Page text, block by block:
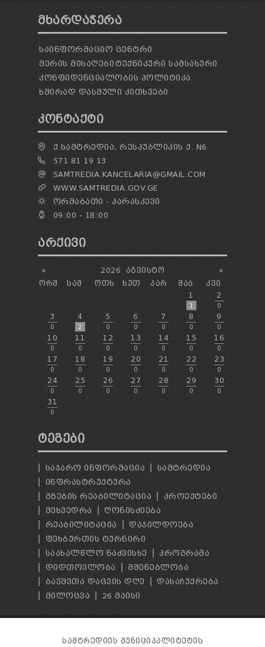
ᲛᲮᲐᲠᲓᲐᲭᲔᲠᲐ
ᲡᲐᲘᲜᲤᲝᲠᲛᲐᲪᲘᲝ ᲪᲔᲜᲢᲠᲘ
ᲛᲔᲠᲘᲡ ᲛᲘᲡᲐᲦᲔᲑᲘᲢᲔᲥᲜᲘᲙᲣᲠᲘ ᲡᲐᲛᲡᲐᲮᲣᲠᲘ
ᲙᲝᲜᲤᲘᲓᲔᲜᲪᲘᲐᲚᲝᲑᲘᲡ ᲞᲝᲚᲘᲢᲘᲙᲐ
ᲮᲨᲘᲠᲐᲓ ᲓᲐᲡᲛᲣᲚᲘ ᲙᲘᲗᲮᲕᲔᲑᲘ
ᲙᲝᲜᲢᲐᲥᲢᲘ
Ქ.ᲡᲐᲛᲢᲠᲔᲓᲘᲐ, ᲠᲔᲡᲞᲣᲑᲚᲘᲙᲘᲡ Ქ. N6
571 81 19 13
SAMTREDIA.KANCELARIA@GMAIL.COM
WWW.SAMTREDIA.GOV.GE
ᲝᲠᲨᲐᲑᲐᲗᲘ - ᲞᲐᲠᲐᲡᲙᲔᲕᲘ
09:00 - 18:00
ᲐᲠᲥᲘᲕᲘ
« »
2026
ᲐᲒᲕᲘᲡᲢᲝ
ᲝᲠᲨ
ᲡᲐᲛ ᲝᲗᲮ ᲮᲣᲗ ᲞᲐᲠ ᲨᲐᲑ
ᲙᲕᲘ
1
1
2
0
3
0
4
2
5
0
6
0
7
0
8
0
9
0
10
0
11
0
12
0
13
0
14
0
15
0
16
0
17
0
18
0
19
0
20
0
21
0
22
0
23
0
24
0
25
0
26
0
27
0
28
0
29
0
30
0
31
0
ᲢᲔᲒᲔᲑᲘ
ᲡᲐᲯᲐᲠᲝ ᲘᲜᲤᲝᲠᲛᲐᲪᲘᲐ
ᲡᲐᲛᲢᲠᲔᲓᲘᲐ
ᲘᲜᲤᲠᲐᲡᲢᲠᲣᲥᲢᲣᲠᲐ
ᲒᲖᲔᲑᲘᲡ ᲠᲔᲐᲑᲘᲚᲘᲢᲐᲪᲘᲐ
ᲞᲠᲝᲔᲥᲢᲔᲑᲘ
ᲨᲔᲮᲕᲔᲓᲠᲐ
ᲦᲝᲜᲘᲡᲫᲘᲔᲑᲐ
ᲠᲔᲐᲑᲘᲚᲘᲢᲐᲪᲘᲐ
ᲓᲐᲯᲘᲚᲓᲝᲔᲑᲐ
ᲤᲔᲮᲑᲣᲠᲗᲘᲡ ᲢᲣᲠᲜᲘᲠᲘ
ᲡᲐᲐᲮᲐᲚᲬᲚᲝ ᲜᲐᲫᲕᲘᲡᲮᲔ
ᲞᲠᲝᲒᲠᲐᲛᲐ
ᲓᲘᲓᲗᲝᲕᲚᲝᲑᲐ
ᲛᲨᲔᲜᲔᲑᲚᲝᲑᲐ
ᲑᲐᲕᲨᲕᲗᲐ ᲓᲐᲪᲕᲘᲡ ᲓᲦᲔ
ᲓᲐᲡᲐᲩᲣᲥᲠᲔᲑᲐ
ᲛᲘᲚᲝᲪᲕᲐ
26 ᲛᲐᲘᲡᲘ
ᲡᲐᲛᲢᲠᲔᲓᲘᲘᲡ ᲛᲣᲜᲘᲪᲘᲞᲐᲚᲘᲢᲔᲢᲘᲡ